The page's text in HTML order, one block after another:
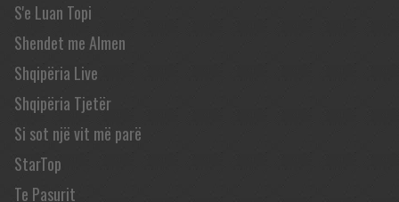
S'e Luan Topi
Shendet me Almen
Shqipëria Live
Shqipëria Tjetër
Si sot një vit më parë
StarTop
Te Pasurit